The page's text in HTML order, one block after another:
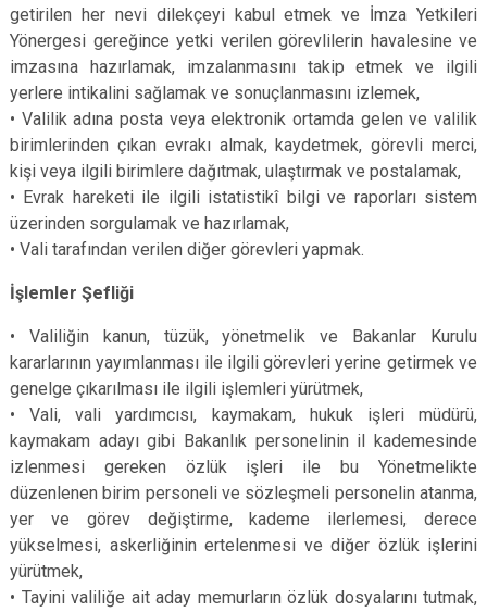
getirilen her nevi dilekçeyi kabul etmek ve İmza Yetkileri
Yönergesi gereğince yetki verilen görevlilerin havalesine ve
imzasına hazırlamak, imzalanmasını takip etmek ve ilgili
yerlere intikalini sağlamak ve sonuçlanmasını izlemek,
• Valilik adına posta veya elektronik ortamda gelen ve valilik
birimlerinden çıkan evrakı almak, kaydetmek, görevli merci,
kişi veya ilgili birimlere dağıtmak, ulaştırmak ve postalamak,
• Evrak hareketi ile ilgili istatistikî bilgi ve raporları sistem
üzerinden sorgulamak ve hazırlamak,
• Vali tarafından verilen diğer görevleri yapmak.
İşlemler Şefliği
•
Valiliğin kanun, tüzük, yönetmelik ve Bakanlar Kurulu
kararlarının yayımlanması ile ilgili görevleri yerine getirmek ve
genelge çıkarılması ile ilgili işlemleri yürütmek,
•
Vali, vali yardımcısı, kaymakam, hukuk işleri müdürü,
kaymakam adayı gibi Bakanlık personelinin il kademesinde
izlenmesi gereken özlük işleri ile bu Yönetmelikte
düzenlenen birim personeli ve sözleşmeli personelin atanma,
yer ve görev değiştirme, kademe ilerlemesi, derece
yükselmesi, askerliğinin ertelenmesi ve diğer özlük işlerini
yürütmek,
• Tayini valiliğe ait aday memurların özlük dosyalarını tutmak,